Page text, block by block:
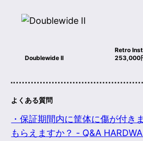
Retro
Doublewide II
253,000
よくある質問
・保証期間内に筐体に傷が付き
もらえますか？ - Q&A